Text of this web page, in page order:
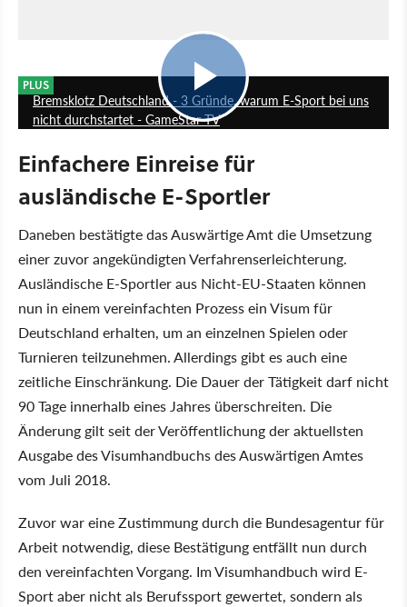
PLUS
Bremsklotz Deutschland - 3 Gründe, warum E-Sport bei uns
nicht durchstartet - GameStar TV
Einfachere Einreise für
ausländische E-Sportler
Daneben bestätigte das Auswärtige Amt die Umsetzung
einer zuvor angekündigten Verfahrenserleichterung.
Ausländische E-Sportler aus Nicht-EU-Staaten können
nun in einem vereinfachten Prozess ein Visum für
Deutschland erhalten, um an einzelnen Spielen oder
Turnieren teilzunehmen. Allerdings gibt es auch eine
zeitliche Einschränkung. Die Dauer der Tätigkeit darf nicht
90 Tage innerhalb eines Jahres überschreiten. Die
Änderung gilt seit der Veröffentlichung der aktuellsten
Ausgabe des Visumhandbuchs des Auswärtigen Amtes
vom Juli 2018.
Zuvor war eine Zustimmung durch die Bundesagentur für
Arbeit notwendig, diese Bestätigung entfällt nun durch
den vereinfachten Vorgang. Im Visumhandbuch wird E-
Sport aber nicht als Berufssport gewertet, sondern als